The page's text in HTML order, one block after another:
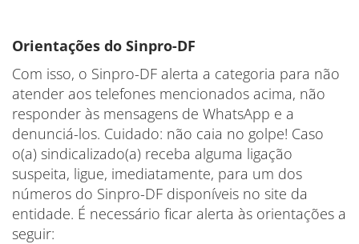
Orientações do Sinpro-DF
Com isso, o Sinpro-DF alerta a categoria para não
atender aos telefones mencionados acima, não
responder às mensagens de WhatsApp e a
denunciá-los. Cuidado: não caia no golpe! Caso
o(a) sindicalizado(a) receba alguma ligação
suspeita, ligue, imediatamente, para um dos
números do Sinpro-DF disponíveis no site da
entidade. É necessário ficar alerta às orientações a
seguir: